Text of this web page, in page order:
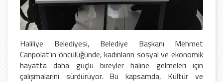
Haliliye Belediyesi, Belediye Başkanı Mehmet
Canpolat’ın öncülüğünde, kadınların sosyal ve ekonomik
hayatta daha güçlü bireyler haline gelmeleri için
çalışmalarını sürdürüyor. Bu kapsamda, Kültür ve